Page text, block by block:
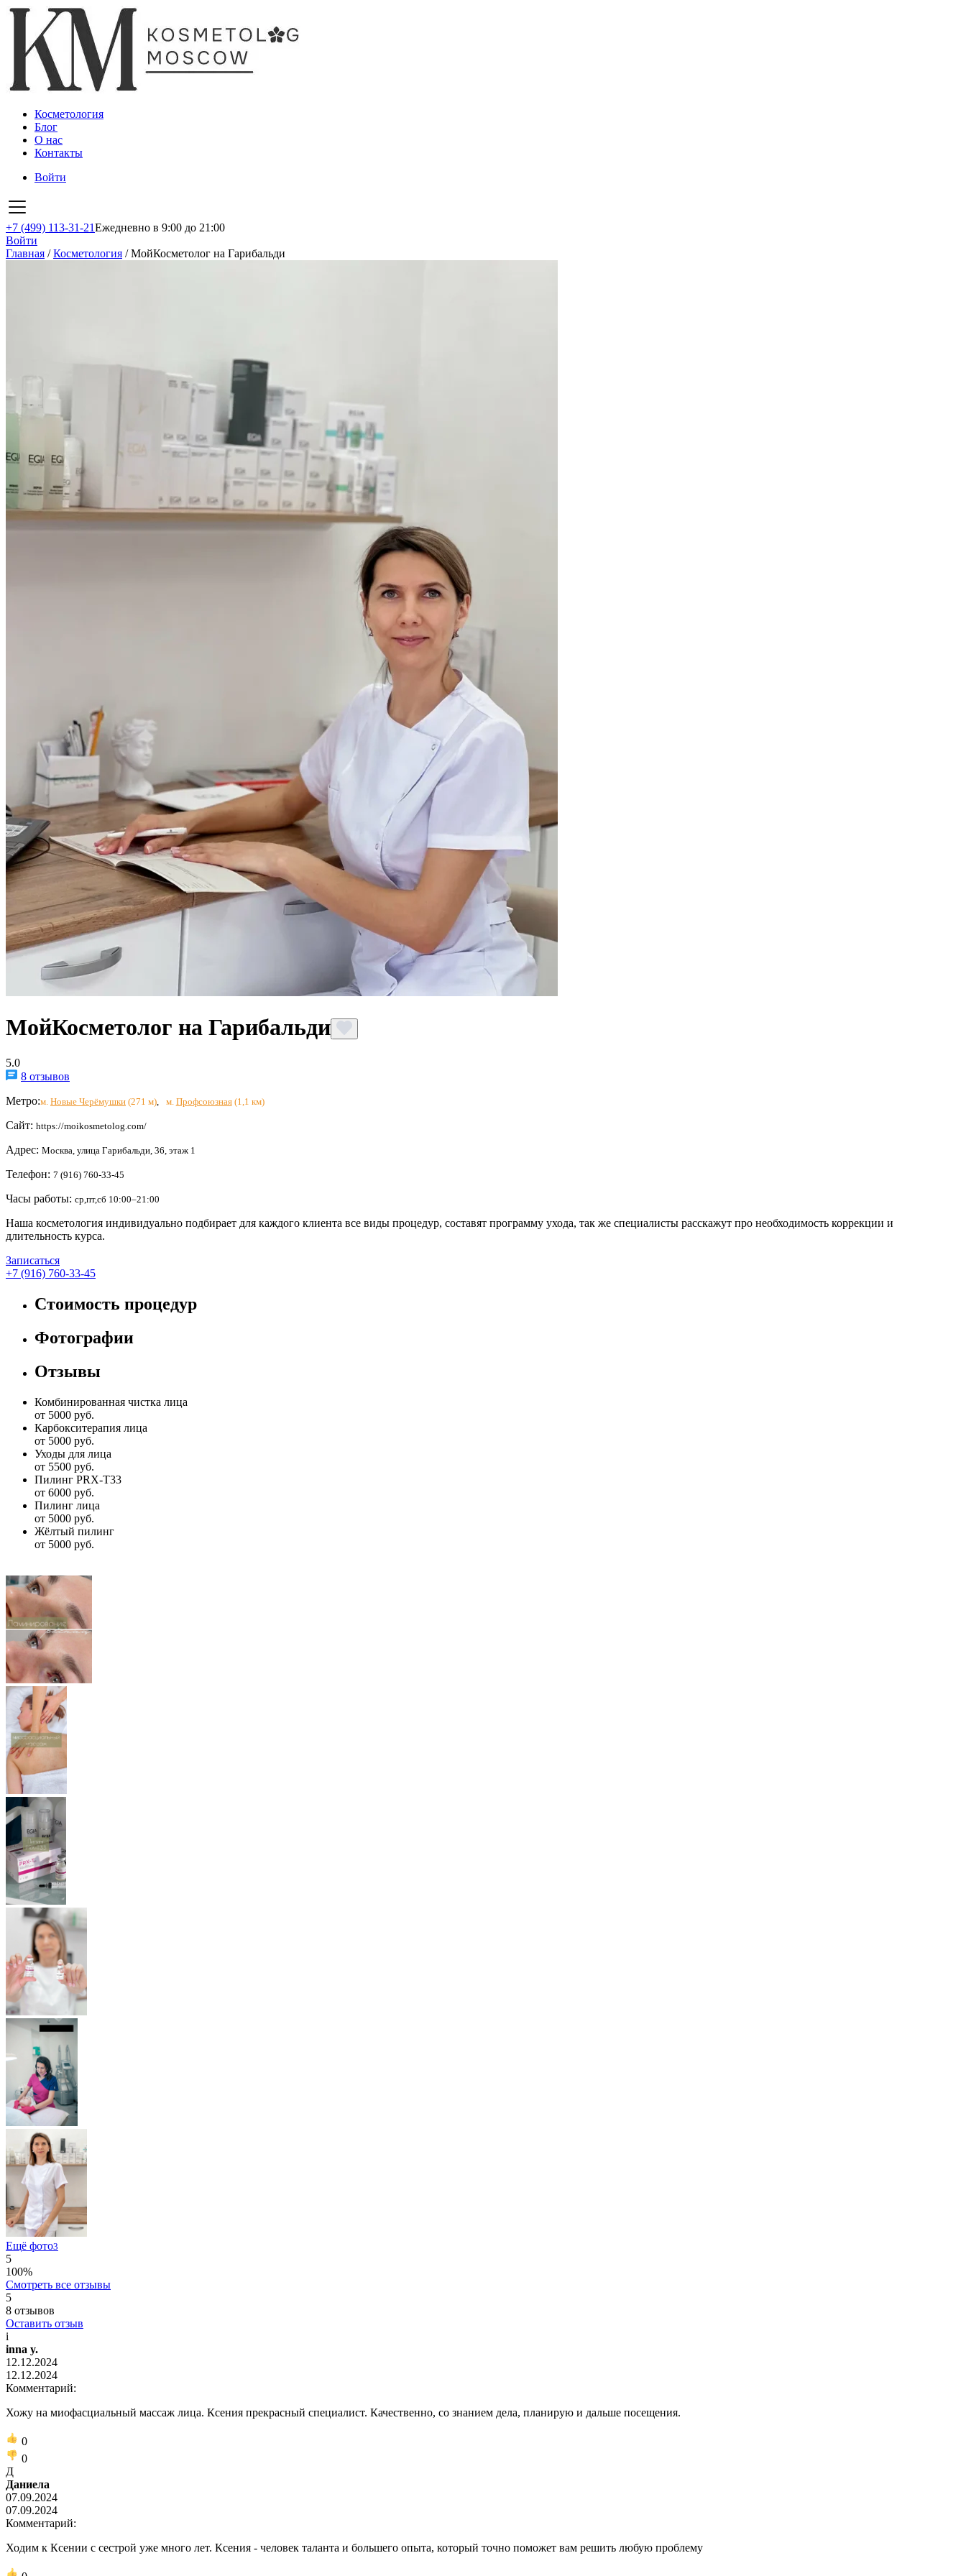
Косметология
Блог
О нас
Контакты
Войти
+7 (499) 113-31-21Ежедневно в 9:00 до 21:00
Войти
Главная /Косметология /МойКосметолог на Гарибальди
МойКосметолог на Гарибальди
5.0
8 отзывов
Метро:м. Новые Черёмушки (271 м) м. Профсоюзная(1,1 км)
Сайт: https://moikosmetolog.com/
Адрес: Москва, улица Гарибальди, 36, этаж 1
Телефон: 7 (916) 760-33-45
Часы работы: ср,пт,сб 10:00–21:00
Наша косметология индивидуально подбирает для каждого клиента все виды процедур, составят программу ухода, так же специалисты расскажут про необходимость коррекции и
длительность курса.
Записаться
+7 (916) 760-33-45
Стоимость процедур
Фотографии
Отзывы
Комбинированная чистка лица
от 5000 руб.
Карбокситерапия лица
от 5000 руб.
Уходы для лица
от 5500 руб.
Пилинг PRX-T33
от 6000 руб.
Пилинг лица
от 5000 руб.
Жёлтый пилинг
от 5000 руб.
Ещё фото3
5
100%
Смотреть все отзывы
5
8 отзывов
Оставить отзыв
i
inna y.
12.12.2024
12.12.2024
Комментарий:
Хожу на миофасциальный массаж лица. Ксения прекрасный специалист. Качественно, со знанием дела, планирую и дальше посещения.
0
0
Д
Даниела
07.09.2024
07.09.2024
Комментарий:
Ходим к Ксении с сестрой уже много лет. Ксения - человек таланта и большего опыта, который точно поможет вам решить любую проблему